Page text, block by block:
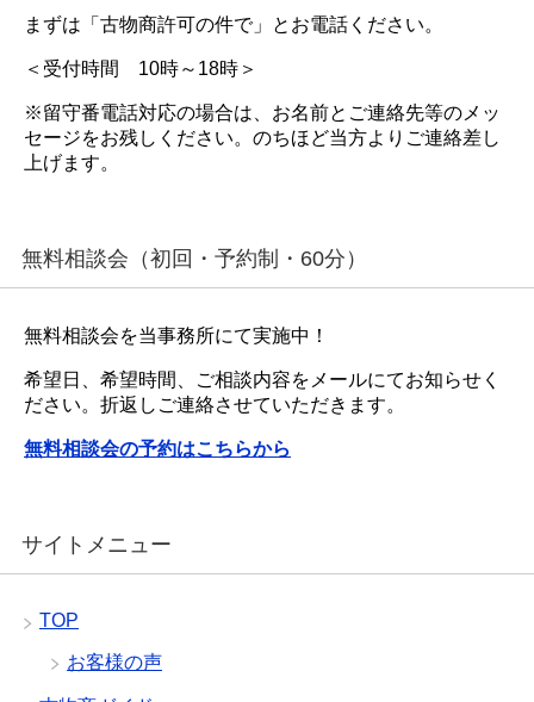
まずは「古物商許可の件で」とお電話ください。
＜受付時間 10時～18時＞
※留守番電話対応の場合は、お名前とご連絡先等のメッ
セージをお残しください。のちほど当方よりご連絡差し
上げます。
無料相談会（初回・予約制・60分）
無料相談会を当事務所にて実施中！
希望日、希望時間、ご相談内容をメールにてお知らせく
ださい。折返しご連絡させていただきます。
無料相談会の予約はこちらから
サイトメニュー
TOP
お客様の声